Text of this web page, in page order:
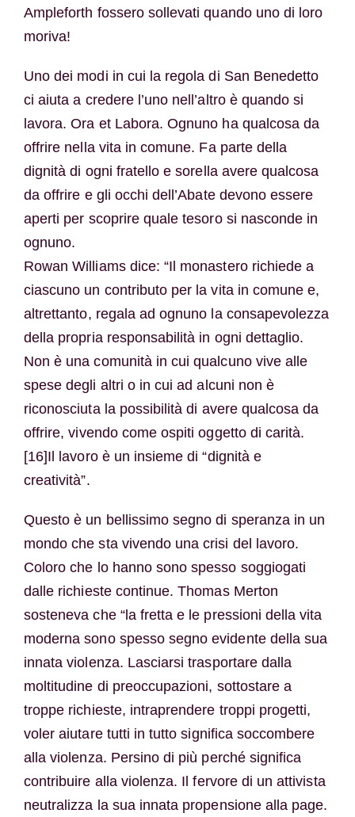
Ampleforth fossero sollevati quando uno di loro
moriva!
Uno dei modi in cui la regola di San Benedetto
ci aiuta a credere l’uno nell’altro è quando si
lavora. Ora et Labora. Ognuno ha qualcosa da
offrire nella vita in comune. Fa parte della
dignità di ogni fratello e sorella avere qualcosa
da offrire e gli occhi dell’Abate devono essere
aperti per scoprire quale tesoro si nasconde in
ognuno.
Rowan Williams dice: “Il monastero richiede a
ciascuno un contributo per la vita in comune e,
altrettanto, regala ad ognuno la consapevolezza
della propria responsabilità in ogni dettaglio.
Non è una comunità in cui qualcuno vive alle
spese degli altri o in cui ad alcuni non è
riconosciuta la possibilità di avere qualcosa da
offrire, vivendo come ospiti oggetto di carità.
[16]Il lavoro è un insieme di “dignità e
creatività”.
Questo è un bellissimo segno di speranza in un
mondo che sta vivendo una crisi del lavoro.
Coloro che lo hanno sono spesso soggiogati
dalle richieste continue. Thomas Merton
sosteneva che “la fretta e le pressioni della vita
moderna sono spesso segno evidente della sua
innata violenza. Lasciarsi trasportare dalla
moltitudine di preoccupazioni, sottostare a
troppe richieste, intraprendere troppi progetti,
voler aiutare tutti in tutto significa soccombere
alla violenza. Persino di più perché significa
contribuire alla violenza. Il fervore di un attivista
neutralizza la sua innata propensione alla page.